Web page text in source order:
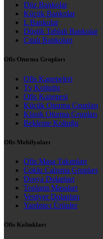
Düz Bankolar
Küçük Bankolar
L Bankolar
Düşük Tablalı Bankolar
Çıtalı Bankoları
Ofis Oturma Grupları
Ofis Kanepeleri
Tv Koltuğu
Ofis Kanepesi
Küçük Oturma Grupları
Klasik Oturma Grupları
Bekleme Koltuğu
Ofis Mobilyaları
Ofis Masa Takımları
Çoklu Çalışma Grupları
Dosya Dolapları
Toplantı Masaları
Vestiyer Dolapları
Yardımcı Ürünler
Ofis Koltukları